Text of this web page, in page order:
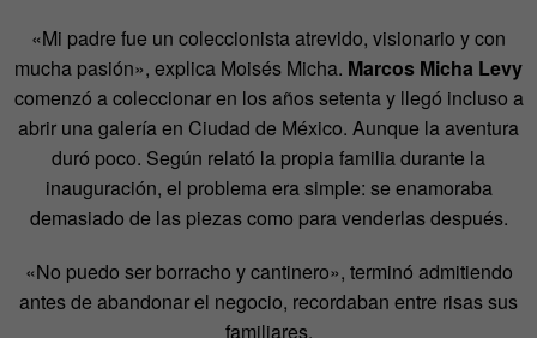
«Mi padre fue un coleccionista atrevido, visionario y con
mucha pasión», explica Moisés Micha. Marcos Micha Levy
comenzó a coleccionar en los años setenta y llegó incluso a
abrir una galería en Ciudad de México. Aunque la aventura
duró poco. Según relató la propia familia durante la
inauguración, el problema era simple: se enamoraba
demasiado de las piezas como para venderlas después.
«No puedo ser borracho y cantinero», terminó admitiendo
antes de abandonar el negocio, recordaban entre risas sus
familiares.